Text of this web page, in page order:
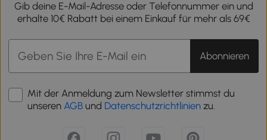
Gib deine E-Mail-Adresse oder Telefonnummer ein und
erhalte 10€ Rabatt bei einem Einkauf für mehr als 69€
Abonnieren
Mit der Anmeldung zum Newsletter stimmst du
unseren AGB und Datenschutzrichtlinien zu.